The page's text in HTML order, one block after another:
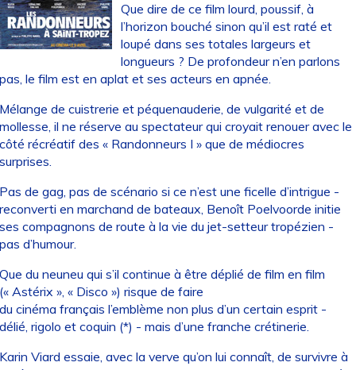
Que dire de ce film lourd, poussif, à
l’horizon bouché sinon qu’il est raté et
loupé dans ses totales largeurs et
longueurs ? De profondeur n’en parlons
le film est en aplat et ses acteurs en apnée.
de cuistrerie et péquenauderie, de vulgarité et de
il ne réserve au spectateur qui croyait renouer avec le
récréatif des « Randonneurs I » que de médiocres
de gag, pas de scénario si ce n’est une ficelle d’intrigue -
en marchand de bateaux, Benoît Poelvoorde initie
compagnons de route à la vie du jet-setteur tropézien -
d’humour.
du neuneu qui s’il continue à être déplié de film en film
Astérix », « Disco ») risque de faire
cinéma français l’emblème non plus d’un certain esprit -
rigolo et coquin (*) - mais d’une franche crétinerie.
Viard essaie, avec la verve qu’on lui connaît, de survivre à